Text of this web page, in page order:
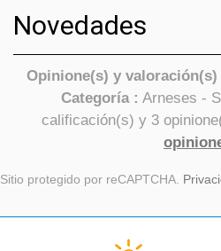
Novedades
Opinione(s) y valoración(s)
Categoría : Arneses -
calificación(s) y 3
Sitio protegido por reCAPTCHA.